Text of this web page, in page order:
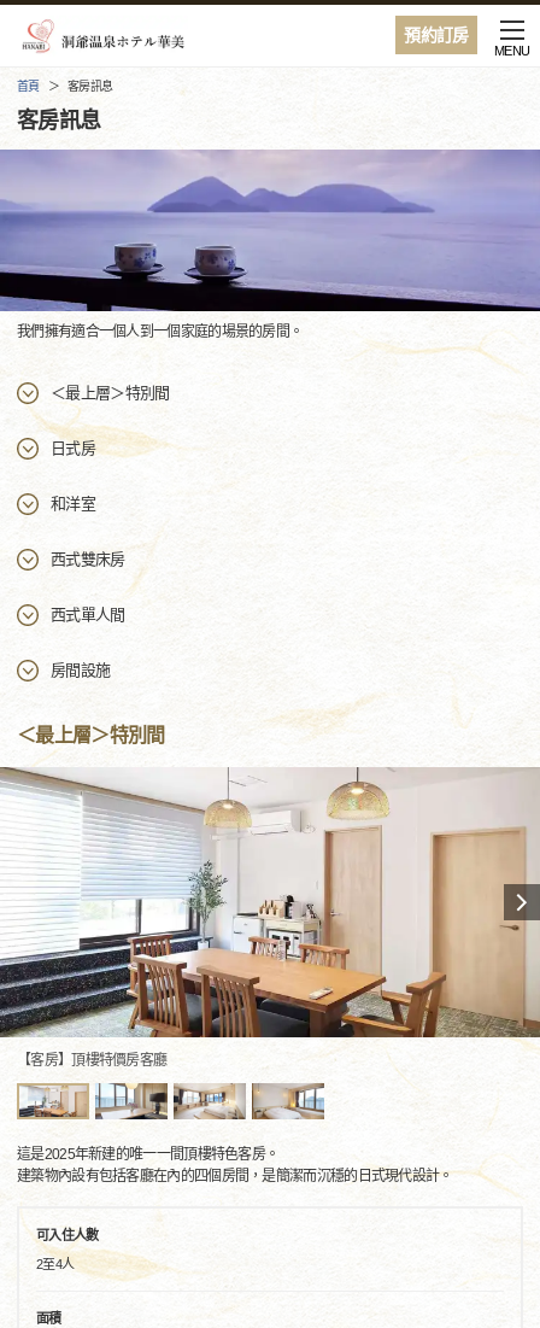
預約訂房
MENU
首頁 客房訊息
客房訊息
我們擁有適合一個人到一個家庭的場景的房間。
＜最上層＞特別間
日式房
和洋室
西式雙床房
西式單人間
房間設施
＜最上層＞特別間
【客房】頂樓特價房客廳
這是2025年新建的唯一一間頂樓特色客房。
建築物內設有包括客廳在內的四個房間，是簡潔而沉穩的日式現代設計。
可入住人數
2至4人
面積